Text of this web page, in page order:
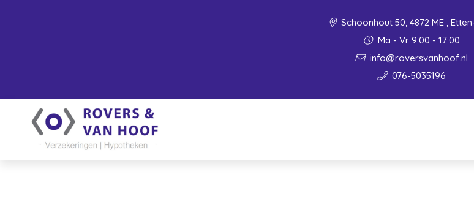
Schoonhout 50, 4872 ME ,
Ma - Vr 9:00 - 17:00
info@roversvanhoof.nl
076-5035196